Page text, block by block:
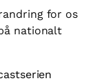
for os
nationalt